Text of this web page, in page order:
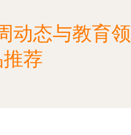
动态与教育领
荐